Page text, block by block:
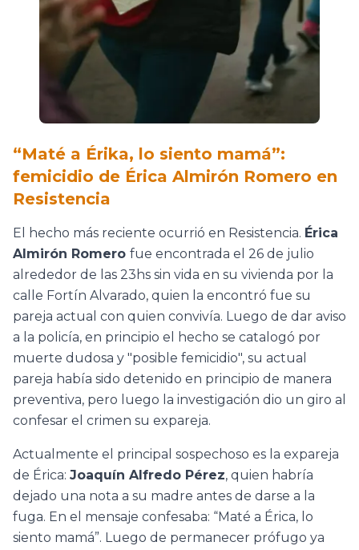
“Maté a Érika, lo siento mamá”:
femicidio de Érica Almirón Romero en
Resistencia
El hecho más reciente ocurrió en Resistencia. Érica
Almirón Romero fue encontrada el 26 de julio
alrededor de las 23hs sin vida en su vivienda por la
calle Fortín Alvarado, quien la encontró fue su
pareja actual con quien convivía. Luego de dar aviso
a la policía, en principio el hecho se catalogó por
muerte dudosa y "posible femicidio", su actual
pareja había sido detenido en principio de manera
preventiva, pero luego la investigación dio un giro al
confesar el crimen su expareja.
Actualmente el principal sospechoso es la expareja
de Érica: Joaquín Alfredo Pérez, quien habría
dejado una nota a su madre antes de darse a la
fuga. En el mensaje confesaba: “Maté a Érica, lo
siento mamá”. Luego de permanecer prófugo ya